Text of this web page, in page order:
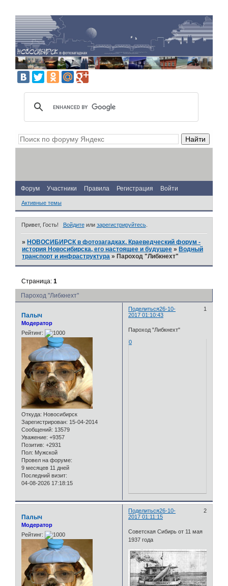
Форум Участники Правила Регистрация Войти
Активные темы
Привет, Гость! Войдитеили зарегистрируйтесь.
» НОВОСИБИРСК в фотозагадках. Краеведческий форум -
история Новосибирска, его настоящее и будущее » Водный
транспорт и инфраструктура » Пароход "Либкнехт"
Пароход "Либкнехт"
Страница:1
Поделиться 1
26-10-
2017 01:10:43
Палыч
Модератор
Рейтинг:
Откуда: Новосибирск
Зарегистрирован: 15-04-2014
Сообщений: 13579
Уважение: +9357
Позитив: +2931
Пол: Мужской
Провел на форуме:
9 месяцев 11 дней
Последний визит:
04-08-2026 17:18:15
Пароход "Либкнехт"
0
Поделиться 2
26-10-
2017 01:11:15
Палыч
Модератор
Рейтинг:
Советская Сибирь от 11 мая
1937 года